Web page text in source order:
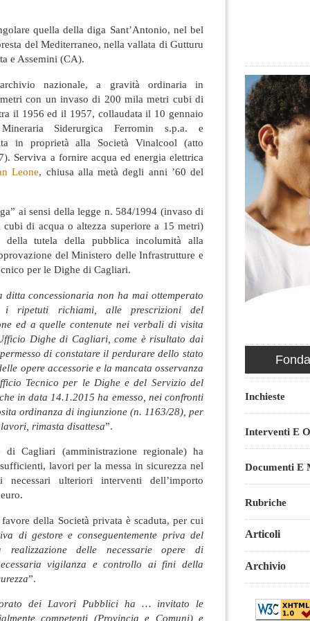
quella della diga Sant’Antonio, nel bel
del Mediterraneo, nella vallata di Gutturu
e Assemini (CA).
nazionale, a gravità ordinaria in
con un invaso di 200 mila metri cubi di
il 1956 ed il 1957, collaudata il 10 gennaio
Siderurgica Ferromin s.p.a. e
in proprietà alla Società Vinalcool (atto
Serviva a fornire acqua ed energia elettrica
Leone, chiusa alla metà degli anni ’60 del
ai sensi della legge n. 584/1994 (invaso di
di acqua o altezza superiore a 15 metri)
tutela della pubblica incolumità alla
del Ministero delle Infrastrutture e
per le Dighe di Cagliari.
ditta concessionaria non ha mai ottemperato
i ripetuti richiami, alle prescrizioni del
ed a quelle contenute nei verbali di visita
Dighe di Cagliari, come è risultato dai
di constatare il perdurare dello stato
opere accessorie e la mancata osservanza
Tecnico per le Dighe e del Servizio del
in data 14.1.2015 ha emesso, nei confronti
ordinanza di ingiunzione (n. 1163/28), per
rimasta disattesa”.
Cagliari (amministrazione regionale) ha
lavori per la messa in sicurezza nel
ulteriori interventi dell’importo
della Società privata è scaduta, per cui
di gestore e conseguentemente priva del
realizzazione delle necessarie opere di
vigilanza e controllo ai fini della
”.
dei Lavori Pubblici ha … invitato le
competenti (Provincia e Comuni) e
Inchieste
Interventi E
Documenti E
Rubriche
Articoli
Archivio